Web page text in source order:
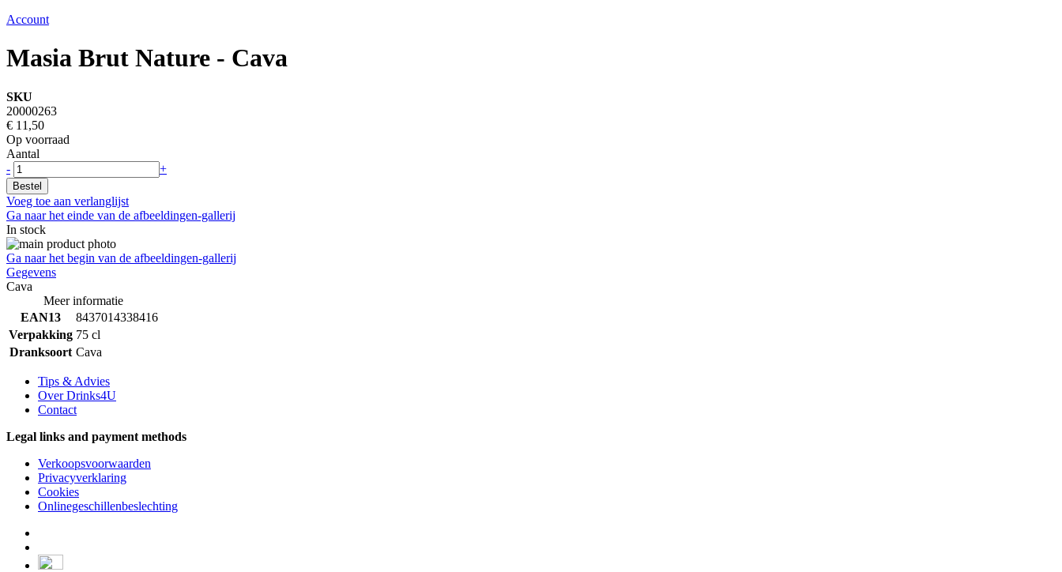
Account
Masia Brut Nature - Cava
SKU
20000263
€ 11,50
Op voorraad
Aantal
-
+
Bestel
Voeg toe aan verlanglijst
Ga naar het einde van de afbeeldingen-gallerij
In stock
Ga naar het begin van de afbeeldingen-gallerij
Gegevens
Cava
Meer informatie
EAN13
8437014338416
Verpakking 75 cl
Dranksoort Cava
Tips & Advies
Over Drinks4U
Contact
Legal links and payment methods
Verkoopsvoorwaarden
Privacyverklaring
Cookies
Onlinegeschillenbeslechting